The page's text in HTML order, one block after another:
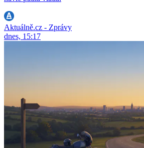
Aktuálně.cz - Zprávy
dnes, 15:17